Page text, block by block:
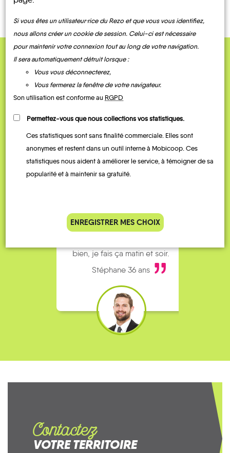
QUELQUES
Témoignages
parking de la gare est toujours
complet alors j’ai testé Rezo
bien, je fais ça matin et soir.
Stéphane 36 ans
Contactez
VOTRE TERRITOIRE
Si vous êtes un utilisateur·rice du Rezo et que vous vous identifiez,
nous allons créer un cookie de session. Celui-ci est nécessaire
pour maintenir votre connexion tout au long de votre navigation.
Il sera automatiquement détruit lorsque :
Vous vous déconnecterez,
Vous fermerez la fenêtre de votre navigateur.
Son utilisation est conforme au RGPD
Permettez-vous que nous collections vos statistiques.
Ces statistiques sont sans finalité commerciale. Elles sont
anonymes et restent dans un outil interne à Mobicoop. Ces
statistiques nous aident à améliorer le service, à témoigner de sa
popularité et à maintenir sa gratuité.
ENREGISTRER MES CHOIX